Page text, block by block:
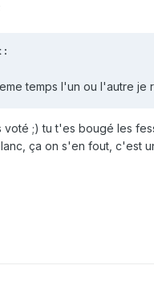
:
temps l'un ou l'autre je
voté ;) tu t'es bougé les
ça on s'en fout, c'est